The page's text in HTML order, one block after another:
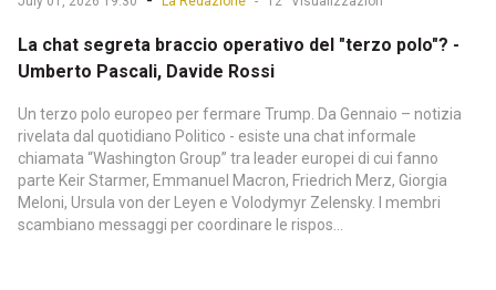
La chat segreta braccio operativo del "terzo polo"? -
Umberto Pascali, Davide Rossi
Un terzo polo europeo per fermare Trump. Da Gennaio – notizia
rivelata dal quotidiano Politico - esiste una chat informale
chiamata “Washington Group” tra leader europei di cui fanno
parte Keir Starmer, Emmanuel Macron, Friedrich Merz, Giorgia
Meloni, Ursula von der Leyen e Volodymyr Zelensky. I membri
scambiano messaggi per coordinare le rispos...